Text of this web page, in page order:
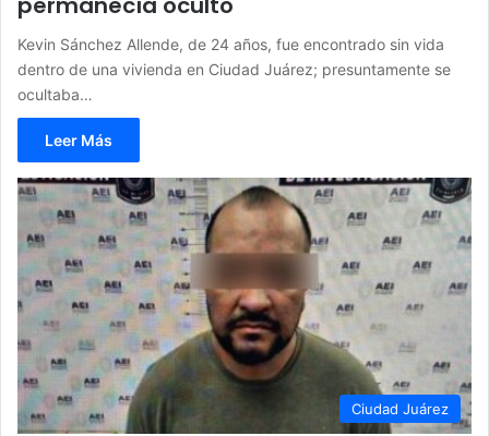
Kevin Sánchez Allende, de 24 años, fue encontrado sin vida
dentro de una vivienda en Ciudad Juárez; presuntamente se
ocultaba…
Leer Más
Ciudad Juárez